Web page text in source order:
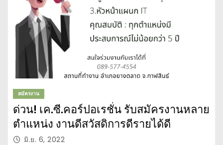
สมัครงาน
ด่วน! เค.ซี.คอร์ปอเรชั่น รับสมัครงานหลาย
ตำแหน่ง งานดีสวัสดิการดีรายได้ดี
มิ.ย. 6, 2022